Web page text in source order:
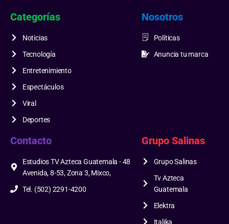
Categorías
Noticias
Tecnología
Entretenimiento
Espectáculos
Viral
Deportes
Nosotros
Políticas
Anuncia tu marca
Contacto
Estudios TV Azteca Guatemala - 48
Avenida, 8-53, Zona 3, Mixco,
Tel. (502) 2291-4200
Grupo Salinas
Grupo Salinas
Tv Azteca
Guatemala
Elektra
Italika